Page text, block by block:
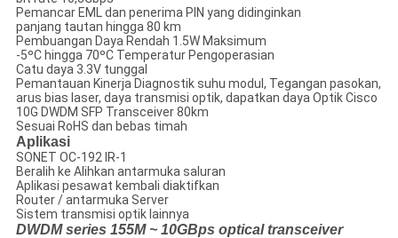
Pemancar EML dan penerima PIN yang didinginkan
panjang tautan hingga 80 km
Pembuangan Daya Rendah 1.5W Maksimum
-5ºC hingga 70ºC Temperatur Pengoperasian
Catu daya 3.3V tunggal
Pemantauan Kinerja Diagnostik suhu modul, Tegangan pasokan,
arus bias laser, daya transmisi optik, dapatkan daya Optik Cisco
10G DWDM SFP Transceiver 80km
Sesuai RoHS dan bebas timah
Aplikasi
SONET OC-192 IR-1
Beralih ke Alihkan antarmuka saluran
Aplikasi pesawat kembali diaktifkan
Router / antarmuka Server
Sistem transmisi optik lainnya
DWDM series 155M ~ 10GBps optical transceiver